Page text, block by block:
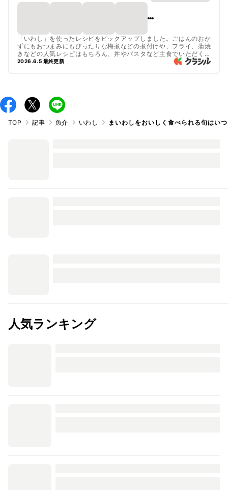
「いわし」を使ったレシピをピックアップしました。ごはんのおか
ずにもおつまみにもぴったりな梅煮などの煮付けや、フライ、蒲焼
きなどの人気レシピはもちろん、丼やパスタなど主食でいただくレ
シピ、手軽なイワシ缶を使ったレシピもご紹介しています。ぜひチ
2026.6.5 最終更新
TOP 記事 魚介 いわし まいわしをおいしく食べられる旬はい
人気ランキング